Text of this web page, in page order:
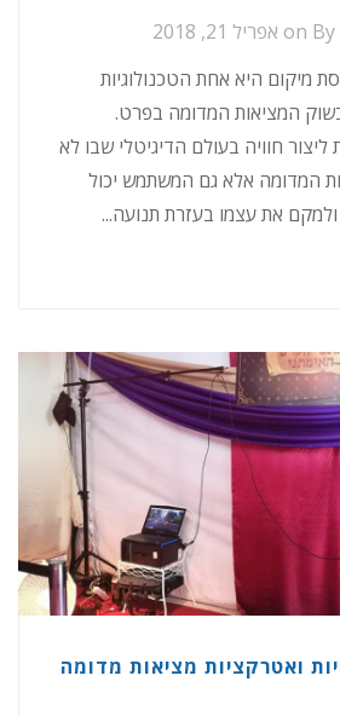
By
on אפריל 21, 2018
מיקום היא אחת הטכנולוגיות
המציאות המדומה בפרט.
חוויה בעולם הדיגיטלי שבו לא
המדומה אלא גם המשתמש יכול
את עצמו בעזרת תנועה...
ואטרקציות מציאות מדומה